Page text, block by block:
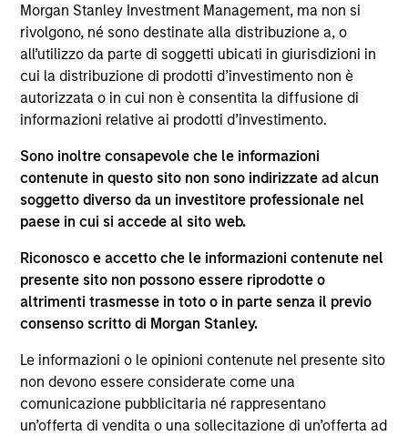
Morgan Stanley Investment Management, ma non si
rivolgono, né sono destinate alla distribuzione a, o
all’utilizzo da parte di soggetti ubicati in giurisdizioni in
cui la distribuzione di prodotti d’investimento non è
autorizzata o in cui non è consentita la diffusione di
informazioni relative ai prodotti d’investimento.
Sono inoltre consapevole che le informazioni
contenute in questo sito non sono indirizzate ad alcun
soggetto diverso da un investitore professionale nel
paese in cui si accede al sito web.
Riconosco e accetto che le informazioni contenute nel
presente sito non possono essere riprodotte o
altrimenti trasmesse in toto o in parte senza il previo
consenso scritto di Morgan Stanley.
Le informazioni o le opinioni contenute nel presente sito
non devono essere considerate come una
comunicazione pubblicitaria né rappresentano
un’offerta di vendita o una sollecitazione di un’offerta ad
Approfondimenti correlati
Video: The high stakes of
cybersecurity
In the latest Global Equity Observer video, the
International Equity Team explores why
cybersecurity matters for companies and
investors alike — and where they see both risks
and opportunities.